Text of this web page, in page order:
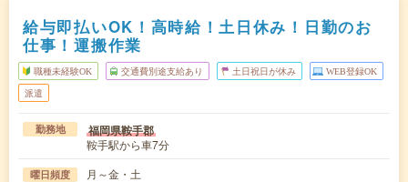
給与即払いOK！高時給！土日休み！日勤のお
仕事！運搬作業
職種未経験OK 交通費別途支給あり 土日祝日が休み WEB登録OK
派遣
勤務地 福岡県鞍手郡
鞍手駅から車7分
曜日頻度 月～金・土